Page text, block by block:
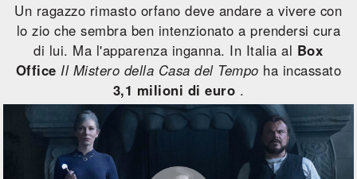
Un ragazzo rimasto orfano deve andare a vivere con
lo zio che sembra ben intenzionato a prendersi cura
di lui. Ma l'apparenza inganna. In Italia al Box
Office Il Mistero della Casa del Tempo ha incassato
3,1 milioni di euro .